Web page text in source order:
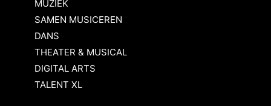
MUZIEK
SAMEN MUSICEREN
DANS
THEATER & MUSICAL
DIGITAL ARTS
TALENT XL